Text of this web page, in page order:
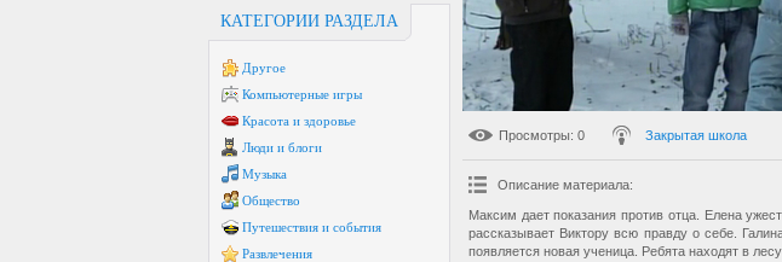
КАТЕГОРИИ РАЗДЕЛА
Другое
Компьютерные игры
Красота и здоровье
Люди и блоги
Музыка
Общество
Путешествия и события
Развлечения
Просмотры: 0 Закрытая школа
Описание материала:
Максим дает показания против отца. Елена
рассказывает Виктору всю правду о себе.
появляется новая ученица. Ребята находят в лесу